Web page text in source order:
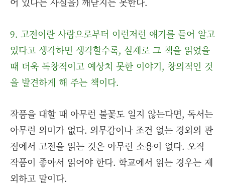
9. 고전이란 사람으로부터 이런저런 얘기를 들어 알고
있다고 생각하면 생각할수록, 실제로 그 책을 읽었을
때 더욱 독창적이고 예상치 못한 이야기, 창의적인 것
을 발견하게 해 주는 책이다.
작품을 대할 때 아무런 불꽃도 일지 않는다면, 독서는
아무런 의미가 없다. 의무감이나 조건 없는 경외의 관
점에서 고전을 읽는 것은 아무런 소용이 없다. 오직
작품이 좋아서 읽어야 한다. 학교에서 읽는 경우는 제
외하고 말이다.